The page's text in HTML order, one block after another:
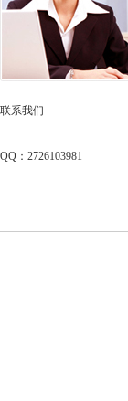
联系我们
QQ：2726103981